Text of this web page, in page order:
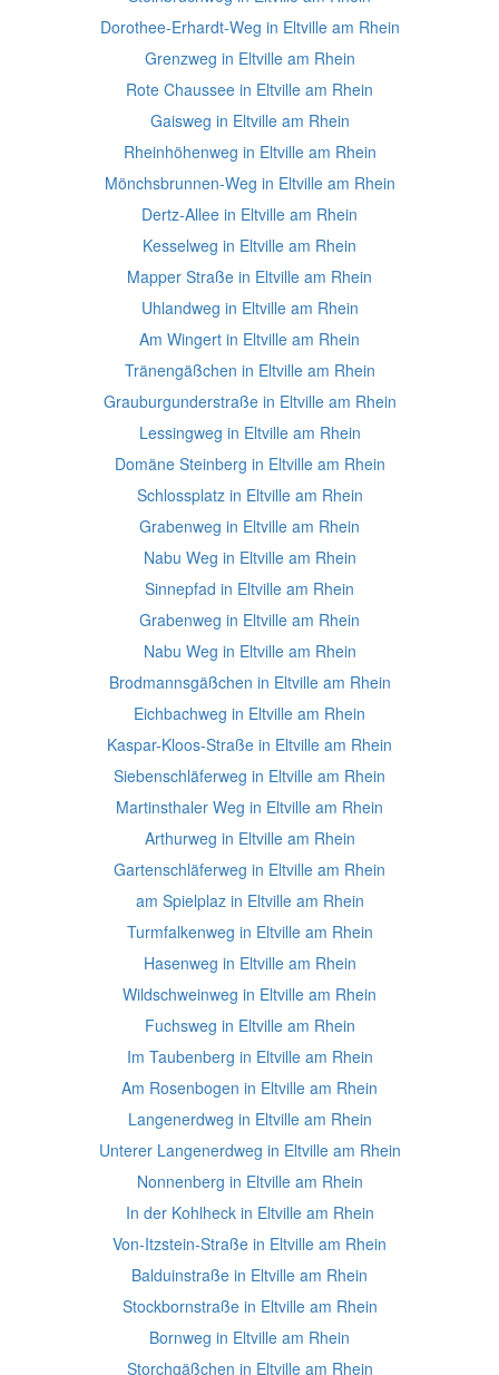
Dorothee-Erhardt-Weg in Eltville am Rhein
Grenzweg in Eltville am Rhein
Rote Chaussee in Eltville am Rhein
Gaisweg in Eltville am Rhein
Rheinhöhenweg in Eltville am Rhein
Mönchsbrunnen-Weg in Eltville am Rhein
Dertz-Allee in Eltville am Rhein
Kesselweg in Eltville am Rhein
Mapper Straße in Eltville am Rhein
Uhlandweg in Eltville am Rhein
Am Wingert in Eltville am Rhein
Tränengäßchen in Eltville am Rhein
Grauburgunderstraße in Eltville am Rhein
Lessingweg in Eltville am Rhein
Domäne Steinberg in Eltville am Rhein
Schlossplatz in Eltville am Rhein
Grabenweg in Eltville am Rhein
Nabu Weg in Eltville am Rhein
Sinnepfad in Eltville am Rhein
Grabenweg in Eltville am Rhein
Nabu Weg in Eltville am Rhein
Brodmannsgäßchen in Eltville am Rhein
Eichbachweg in Eltville am Rhein
Kaspar-Kloos-Straße in Eltville am Rhein
Siebenschläferweg in Eltville am Rhein
Martinsthaler Weg in Eltville am Rhein
Arthurweg in Eltville am Rhein
Gartenschläferweg in Eltville am Rhein
am Spielplaz in Eltville am Rhein
Turmfalkenweg in Eltville am Rhein
Hasenweg in Eltville am Rhein
Wildschweinweg in Eltville am Rhein
Fuchsweg in Eltville am Rhein
Im Taubenberg in Eltville am Rhein
Am Rosenbogen in Eltville am Rhein
Langenerdweg in Eltville am Rhein
Unterer Langenerdweg in Eltville am Rhein
Nonnenberg in Eltville am Rhein
In der Kohlheck in Eltville am Rhein
Von-Itzstein-Straße in Eltville am Rhein
Balduinstraße in Eltville am Rhein
Stockbornstraße in Eltville am Rhein
Bornweg in Eltville am Rhein
Storchgäßchen in Eltville am Rhein